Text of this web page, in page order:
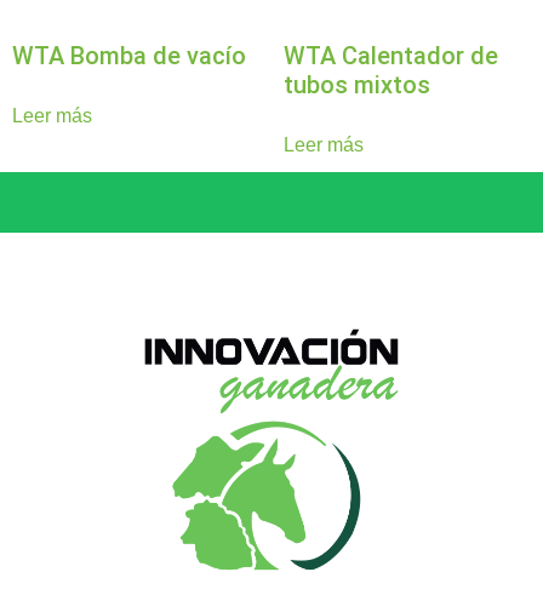
WTA Bomba de vacío
Leer más
WTA Calentador de
tubos mixtos
Leer más